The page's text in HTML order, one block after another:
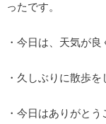
ったです。
・今日は、天気が良
・久しぶりに散歩を
・今日はありがとう